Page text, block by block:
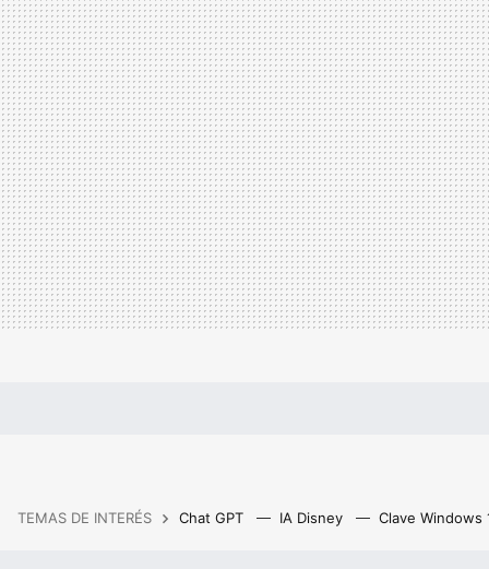
TEMAS DE INTERÉS Chat GPT IA Disney Clave Windows